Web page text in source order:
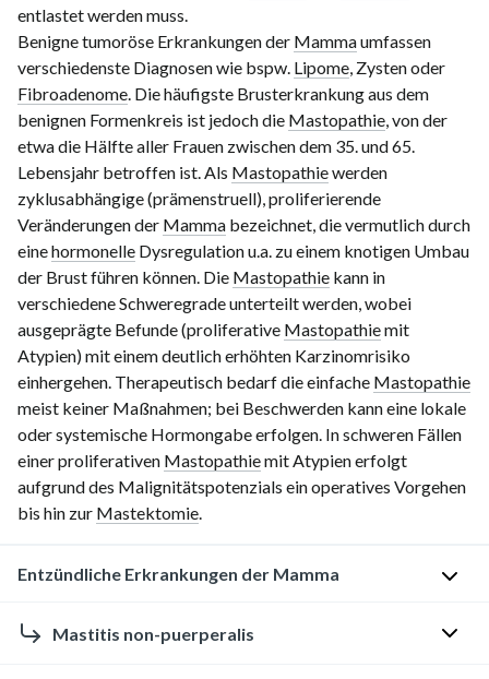
entlastet werden muss.
Benigne tumoröse Erkrankungen der Mammaumfassen
verschiedenste Diagnosen wie bspw. Lipome, Zysten oder
Fibroadenome. Die häufigste Brusterkrankung aus dem
benignen Formenkreis ist jedoch die Mastopathie, von der
etwa die Hälfte aller Frauen zwischen dem 35. und 65.
Lebensjahr betroffen ist. Als Mastopathiewerden
zyklusabhängige (prämenstruell), proliferierende
Veränderungen der Mamma bezeichnet, die vermutlich durch
einehormonelle Dysregulation u.a. zu einem knotigen Umbau
der Brust führen können. Die Mastopathie kann in
verschiedene Schweregrade unterteilt werden, wobei
ausgeprägte Befunde (proliferative Mastopathiemit
Atypien) mit einem deutlich erhöhten Karzinomrisiko
einhergehen. Therapeutisch bedarf die einfache Mastopathie
meist keiner Maßnahmen; bei Beschwerden kann eine lokale
oder systemische Hormongabe erfolgen. In schweren Fällen
einer proliferativen Mastopathiemit Atypien erfolgt
aufgrund des Malignitätspotenzials ein operatives Vorgehen
bis hin zur Mastektomie.
Entzündliche Erkrankungen der Mamma
Übersicht
Mastitis non-puerperalis